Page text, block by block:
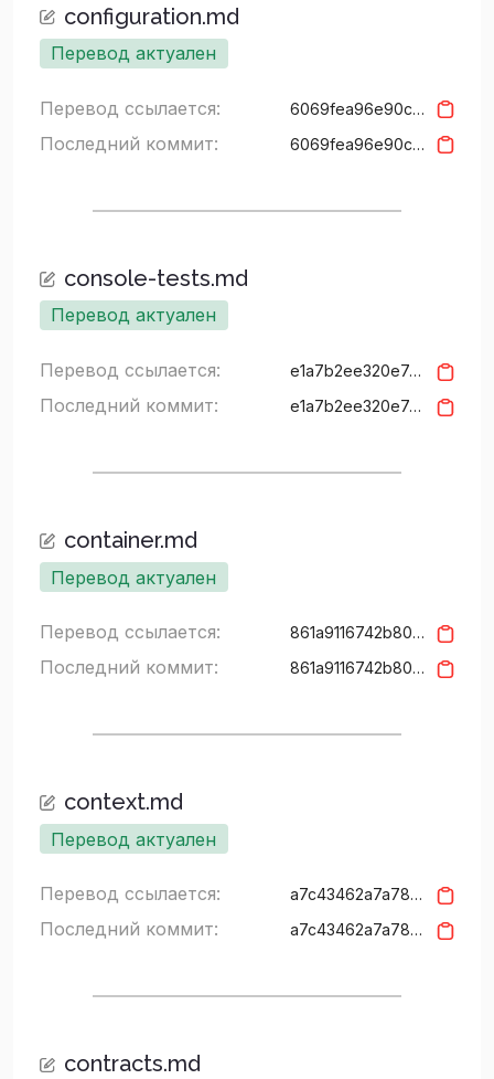
configuration.md
Перевод актуален
Перевод ссылается: 6069fea96e90c34bd3c2d1beaec5eb9757d4389a
Последний коммит: 6069fea96e90c34bd3c2d1beaec5eb9757d4389a
console-tests.md
Перевод актуален
Перевод ссылается: e1a7b2ee320e7c3b54847080311ea4fba7d40fd0
Последний коммит: e1a7b2ee320e7c3b54847080311ea4fba7d40fd0
container.md
Перевод актуален
Перевод ссылается: 861a9116742b8054dc74aa25a7fa167c4e287d96
Последний коммит: 861a9116742b8054dc74aa25a7fa167c4e287d96
context.md
Перевод актуален
Перевод ссылается: a7c43462a7a78c5c6d5d22a4953d7e7b3e1e90b7
Последний коммит: a7c43462a7a78c5c6d5d22a4953d7e7b3e1e90b7
contracts.md